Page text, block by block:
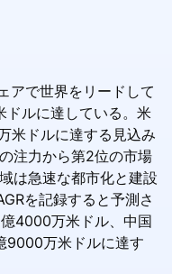
アで世界をリードして
ルに達している。米
米ドルに達する見込み
注力から第2位の市場
は急速な都市化と建設
を記録すると予測さ
4000万米ドル、中国
9000万米ドルに達す